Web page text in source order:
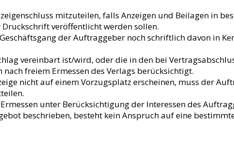
mitzuteilen, falls Anzeigen und Beilagen in
veröffentlicht werden sollen.
der Auftraggeber noch schriftlich davon in
vereinbart ist/wird, oder die in den bei
freiem Ermessen des Verlags berücksichtigt.
nicht auf einem Vorzugsplatz erscheinen, muss der
unter Berücksichtigung der Interessen des
beschrieben, besteht kein Anspruch auf eine